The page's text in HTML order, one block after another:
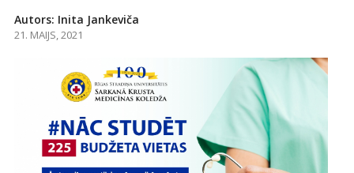
Autors: Inita Jankeviča
21. MAIJS, 2021